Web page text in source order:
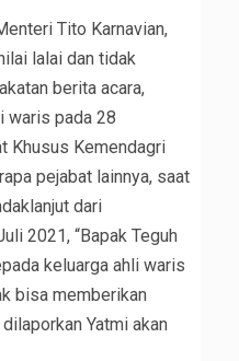
Tito Karnavian,
lalai dan tidak
berita acara,
waris pada 28
Khusus Kemendagri
pejabat lainnya, saat
dari
2021, “Bapak Teguh
keluarga ahli waris
bisa memberikan
Yatmi akan